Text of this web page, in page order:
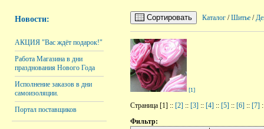
Новости:
АКЦИЯ "Вас ждёт подарок!"
Работа Магазина в дни
празднования Нового Года
Исполнение заказов в дни
самоизоляции.
Портал поставщиков
Сортировать Каталог /Шитье /
[1]
Страница [1] :: [2] :: [3] :: [4] :: [5] :: [6] :: [7]
Фильтр: